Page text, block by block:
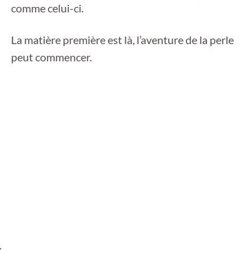
comme celui-ci.
La matière première est là, l’aventure de la perle
peut commencer.